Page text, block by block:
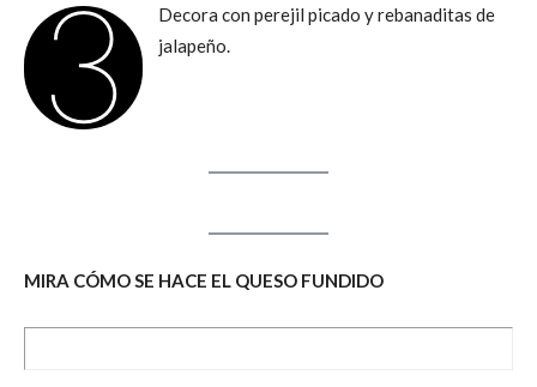
3
Decora con perejil picado y rebanaditas de
jalapeño.
MIRA CÓMO SE HACE EL QUESO FUNDIDO